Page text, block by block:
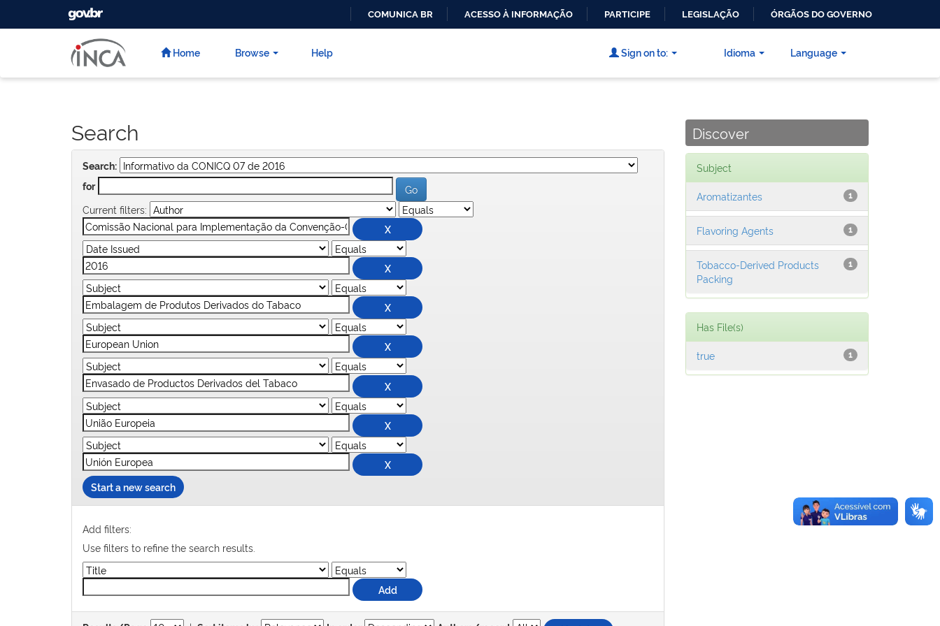
CONTEÚDO
GOVBR
COMUNICA BR ACESSO À INFORMAÇÃO PARTICIPE LEGISLAÇÃO ÓRGÃOS DO GOVERNO
Home Browse Help Language
Sign on to: Idioma
Search
Search:
for
Current filters:
Start a new search
Add filters:
Use filters to refine the search results.
Discover
Subject
1
Aromatizantes
1
Flavoring Agents
1
Tobacco-Derived Products
Packing
Has File(s)
1
true